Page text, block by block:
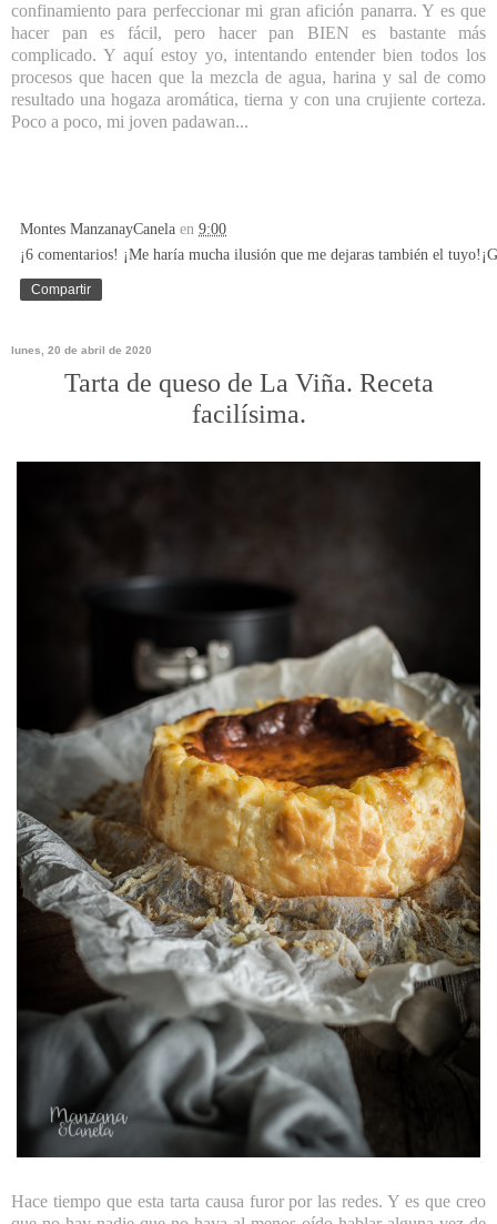
confinamiento para perfeccionar mi gran afición panarra. Y es que
hacer pan es fácil, pero hacer pan BIEN es bastante más
complicado. Y aquí estoy yo, intentando entender bien todos los
procesos que hacen que la mezcla de agua, harina y sal de como
resultado una hogaza aromática, tierna y con una crujiente corteza.
Poco a poco, mi joven padawan...
Montes ManzanayCanela en 9:00
¡6 comentarios! ¡Me haría mucha ilusión que me dejaras también el
Compartir
lunes, 20 de abril de 2020
Tarta de queso de La Viña. Receta
facilísima.
Hace tiempo que esta tarta causa furor por las redes. Y es que creo